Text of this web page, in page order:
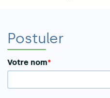
Postuler
Votre nom